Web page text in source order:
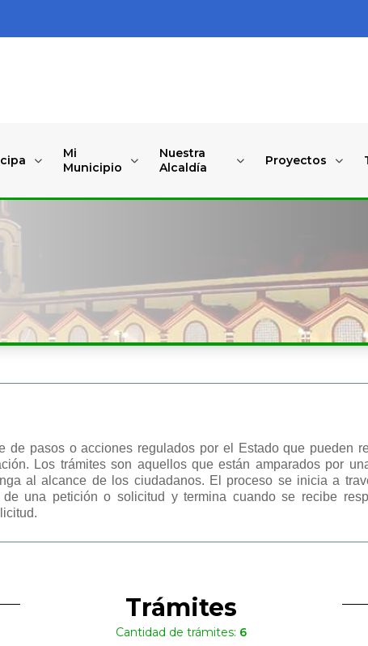
Mi
Municipio
Nuestra
Alcaldía
Proyectos
de pasos o acciones regulados por el Estado que pueden
Los trámites son aquellos que están amparados por
al alcance de los ciudadanos. El proceso se inicia a
una petición o solicitud y termina cuando se recibe
Trámites
Cantidad de trámites: 6